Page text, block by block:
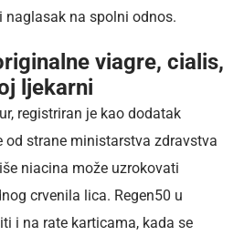
na spolni odnos.
viagre, cialis,
ljekarni
registriran je kao dodatak
od strane ministarstva zdravstva
niacina može uzrokovati
crvenila lica. Regen50 u
i na rate karticama, kada se